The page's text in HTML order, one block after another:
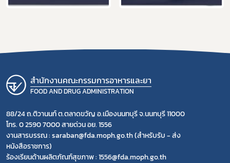
สำนักงานคณะกรรมการอาหารและยา
FOOD AND DRUG ADMINISTRATION
88/24 ถ.ติวานนท์ ต.ตลาดขวัญ อ.เมืองนนทบุรี จ.นนทบุรี 11000
โทร. 0 2590 7000 สายด่วน อย. 1556
งานสารบรรณ : saraban@fda.moph.go.th (สำหรับรับ - ส่ง
หนังสือราชการ)
ร้องเรียนด้านผลิตภัณฑ์สุขภาพ : 1556@fda.moph.go.th